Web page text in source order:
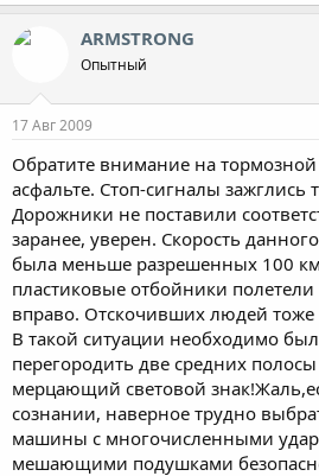
ARMSTRONG
Опытный
17 Авг 2009
Обратите внимание на
асфальте. Стоп-сигналы зажглись
Дорожники не поставили
заранее, уверен. Скорость
была меньше разрешенных 100
пластиковые отбойники
вправо. Отскочивших людей
В такой ситуации необходимо
перегородить две средних
мерцающий световой
сознании, наверное трудно
машины с многочисленными
мешающими подушками